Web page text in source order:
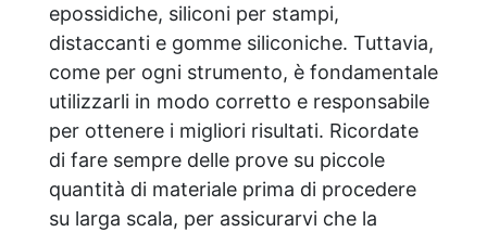
epossidiche, siliconi per stampi,
distaccanti e gomme siliconiche. Tuttavia,
come per ogni strumento, è fondamentale
utilizzarli in modo corretto e responsabile
per ottenere i migliori risultati. Ricordate
di fare sempre delle prove su piccole
quantità di materiale prima di procedere
su larga scala, per assicurarvi che la